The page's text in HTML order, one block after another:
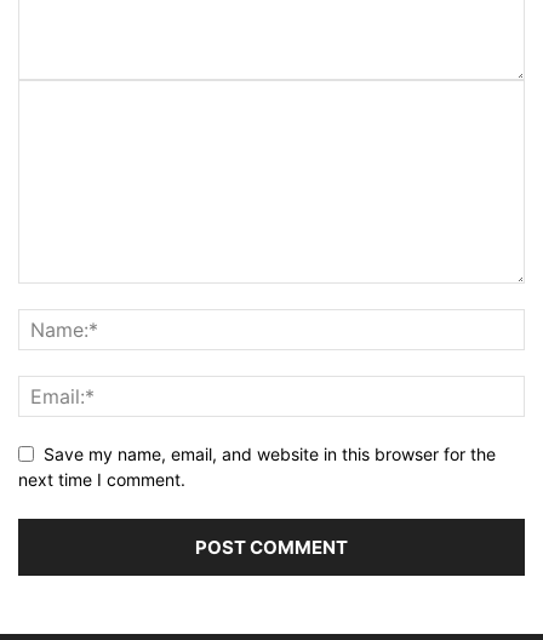
Save my name, email, and website in this browser for the
next time I comment.